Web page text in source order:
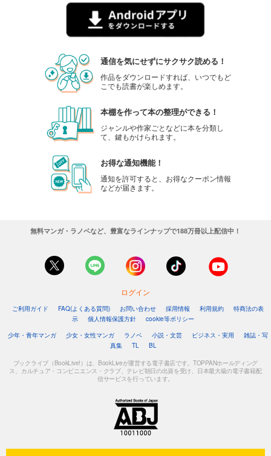
通信を気にせずにサクサク読める！
作品をダウンロードすれば、いつでもど
こでも読書が楽しめます。
本棚を作って本の整理ができる！
ジャンルや作家ごとなどに本を分類し
て、鍵もかけられます。
お得な通知機能！
通知を許可すると、お得なクーポン情報
などが届きます。
無料マンガ・ラノベなど、豊富なラインナップで188万冊以上配信中！
ログイン
ご利用ガイド FAQ(よくある質問) お問い合わせ 採用情報 利用規約
特商法の表
示
個人情報保護方針
cookie等ポリシー
少年・青年マンガ
少女・女性マンガ ラノベ 小説・文芸 ビジネス・実用
雑誌・写
真集
TL BL
ブックライブ（BookLive!）は、BookLiveが運営する電子書店です。TOPPANホールディング
ス、カルチュア・コンビニエンス・クラブ、テレビ朝日の出資を受け、日本最大級の電子書籍配
信サービスを行っています。